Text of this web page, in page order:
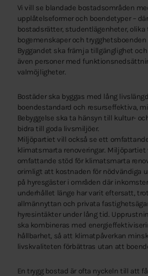
Vi vill se blandade bostadsområden
upplåtelseformer och boendetyper –
bostadsrätter, studentlägenheter, olika
bogemenskaper och
Byggandet ska främja tillgänglighet
även personer med
valmöjligheter.
Bostäder ska byggas med lång
boendestandard och resurseffektiva,
Bebyggelse ska ta hänsyn till kultur-
bidra till goda livsmiljöer.
Miljöpartiet vill också se ett
klimatsmarta renoveringar.
omfattande stöd för klimatsmarta
orimligt att kostnaden för nödvändiga
på hyresgäster i områden där
underhållet länge har varit eftersatt,
allmännyttan och privata
hyresintäkter under lång tid.
ska kombineras med
hållbarhet, så att klimatpåverkan
livskvaliteten förbättras utan att
En trygg bostad är ofta nyckeln till att